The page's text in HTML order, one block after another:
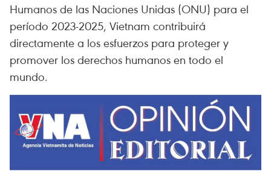
Humanos de las Naciones Unidas (ONU) para el
período 2023-2025, Vietnam contribuirá
directamente a los esfuerzos para proteger y
promover los derechos humanos en todo el
mundo.